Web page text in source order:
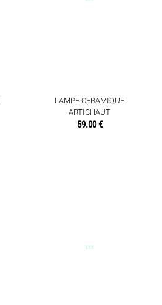
LAMPE CERAMIQUE
ARTICHAUT
59.00 €